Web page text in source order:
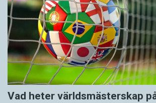
Vad heter världsmästerskap